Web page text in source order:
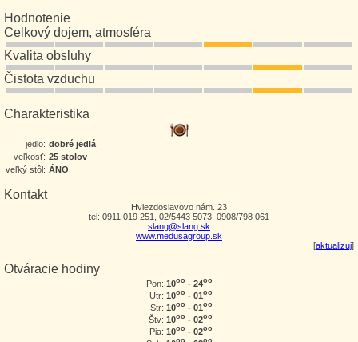
Hodnotenie
Celkový dojem, atmosféra
Kvalita obsluhy
Čistota vzduchu
Charakteristika
jedlo: dobré jedlá
veľkosť: 25 stolov
veľký stôl: ÁNO
Kontakt
Hviezdoslavovo nám. 23
tel: 0911 019 251, 02/5443 5073, 0908/798 061
slang@slang.sk
www.medusagroup.sk
[aktualizuj]
Otváracie hodiny
Pon: 10oo - 24oo
Utr: 10oo - 01oo
Str: 10oo - 01oo
Štv: 10oo - 02oo
Pia: 10oo - 02oo
oo oo